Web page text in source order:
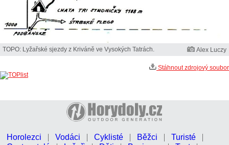
TOPO: Lyžařské sjezdy z Kriváně ve Vysokých Tatrách. Alex Luczy
Stáhnout zdrojový soubor
Horolezci Vodáci Cyklisté Běžci
Turisté